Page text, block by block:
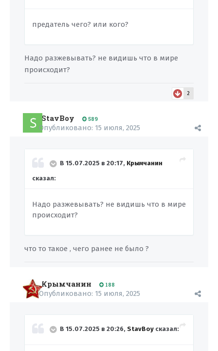
предатель чего? или кого?
Надо разжевывать? не видишь что в мире
происходит?
2
StavBoy 589
Опубликовано: 15 июля, 2025
В 15.07.2025 в 20:17, Крымчанин
сказал:
Надо разжевывать? не видишь что в мире
происходит?
что то такое , чего ранее не было ?
Крымчанин 188
Опубликовано: 15 июля, 2025
В 15.07.2025 в 20:26, StavBoy сказал: